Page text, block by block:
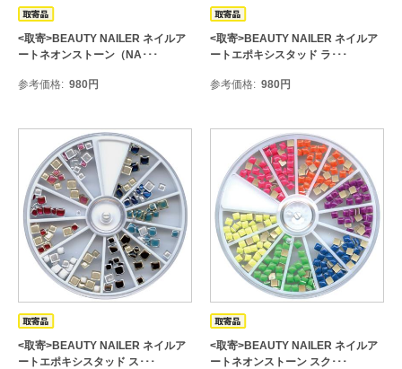
<取寄>BEAUTY NAILER ネイルア
ートネオンストーン（NA･･･
参考価格 980円
<取寄>BEAUTY NAILER ネイルア
ートエポキシスタッド ラ･･･
参考価格 980円
<取寄>BEAUTY NAILER ネイルア
ートエポキシスタッド ス･･･
<取寄>BEAUTY NAILER ネイルア
ートネオンストーン スク･･･